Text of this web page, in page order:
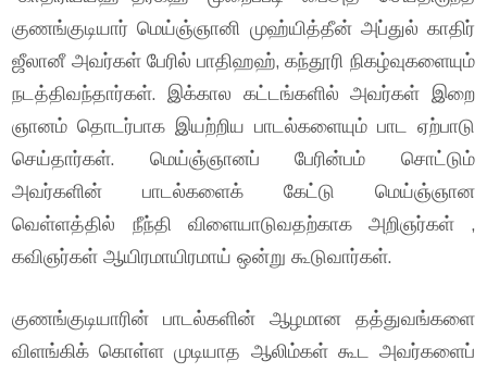
குணங்குடியார் மெய்ஞ்ஞானி முஹ்யித்தீன் அப்துல் காதிர்
ஜீலானீ அவர்கள் பேரில் பாதிஹஹ், கந்தூரி நிகழ்வுகளையும்
நடத்திவந்தார்கள். இக்கால கட்டங்களில் அவர்கள் இறை
ஞானம் தொடர்பாக இயற்றிய பாடல்களையும் பாட ஏற்பாடு
செய்தார்கள். மெய்ஞ்ஞானப் பேரின்பம் சொட்டும்
அவர்களின் பாடல்களைக் கேட்டு மெய்ஞ்ஞான
வெள்ளத்தில் நீந்தி விளையாடுவதற்காக அறிஞர்கள் ,
கவிஞர்கள் ஆயிரமாயிரமாய் ஒன்று கூடுவார்கள்.
குணங்குடியாரின் பாடல்களின் ஆழமான தத்துவங்களை
விளங்கிக் கொள்ள முடியாத ஆலிம்கள் கூட அவர்களைப்